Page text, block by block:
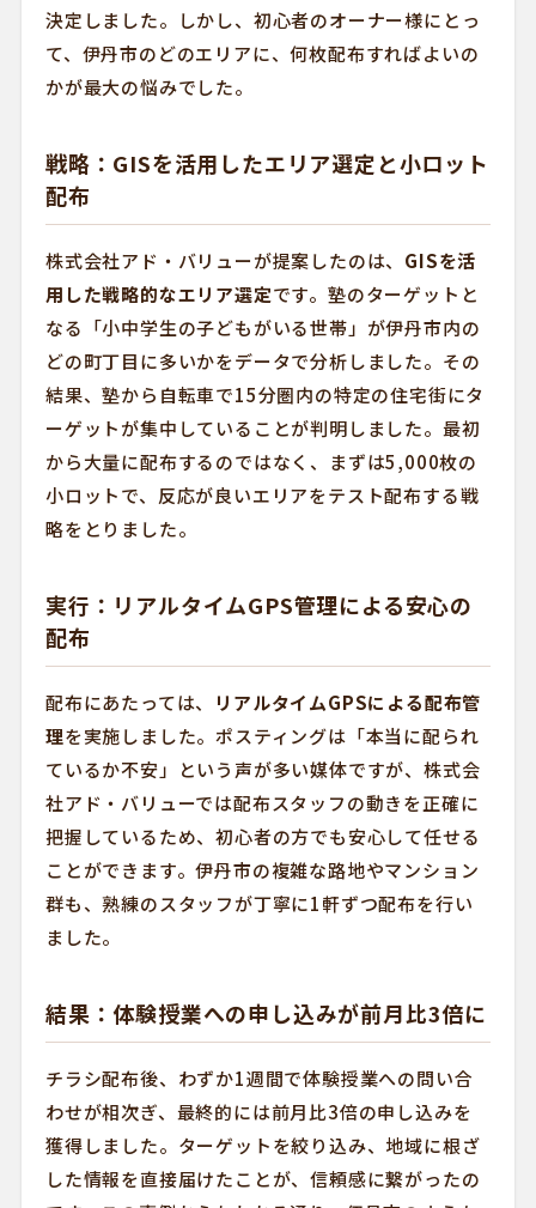
決定しました。しかし、初心者のオーナー様にとっ
て、伊丹市のどのエリアに、何枚配布すればよいの
かが最大の悩みでした。
戦略：GISを活用したエリア選定と小ロット
配布
株式会社アド・バリューが提案したのは、 GISを活
用した戦略的なエリア選定です。塾のターゲットと
なる「小中学生の子どもがいる世帯」が伊丹市内の
どの町丁目に多いかをデータで分析しました。その
結果、塾から自転車で15分圏内の特定の住宅街にタ
ーゲットが集中していることが判明しました。最初
から大量に配布するのではなく、まずは5,000枚の
小ロットで、反応が良いエリアをテスト配布する戦
略をとりました。
実行：リアルタイムGPS管理による安心の
配布
配布にあたっては、
リアルタイムGPSによる配布管
理を実施しました。ポスティングは「本当に配られ
ているか不安」という声が多い媒体ですが、株式会
社アド・バリューでは配布スタッフの動きを正確に
把握しているため、初心者の方でも安心して任せる
ことができます。伊丹市の複雑な路地やマンション
群も、熟練のスタッフが丁寧に1軒ずつ配布を行い
ました。
結果：体験授業への申し込みが前月比3倍に
チラシ配布後、わずか1週間で体験授業への問い合
わせが相次ぎ、最終的には前月比3倍の申し込みを
獲得しました。ターゲットを絞り込み、地域に根ざ
した情報を直接届けたことが、信頼感に繋がったの